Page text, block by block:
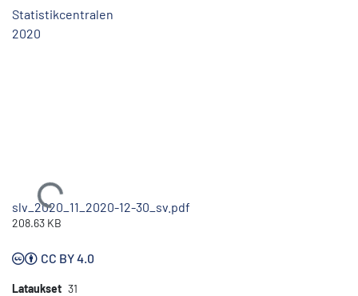
Statistikcentralen
2020
Ladataan...
slv_2020_11_2020-12-30_sv.pdf
208.63 KB
CC BY 4.0
Lataukset 31